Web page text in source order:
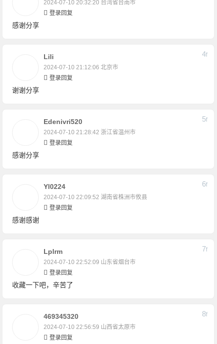
2024-07-10 20:32:20 台湾省台南市
登录回复
感谢分享
Lili
2024-07-10 21:12:06 北京市
4F
登录回复
谢谢分享
Edenivri520
2024-07-10 21:28:42 浙江省温州市
5F
登录回复
感谢分享
Yl0224
2024-07-10 22:09:52 湖南省株洲市攸县
6F
登录回复
感谢感谢
Lplrm
2024-07-10 22:52:09 山东省烟台市
7F
登录回复
收藏一下吧，辛苦了
469345320
2024-07-10 22:56:59 山西省太原市
8F
登录回复